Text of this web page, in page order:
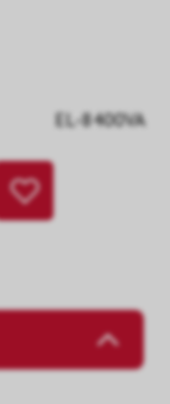
EL-8400VA